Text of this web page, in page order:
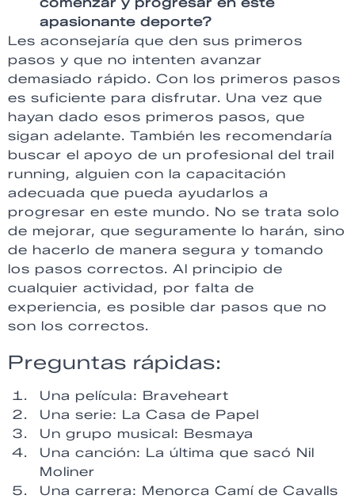
apasionante deporte?
Les aconsejaría que den sus primeros
pasos y que no intenten avanzar
demasiado rápido. Con los primeros pasos
es suficiente para disfrutar. Una vez que
hayan dado esos primeros pasos, que
sigan adelante. También les recomendaría
buscar el apoyo de un profesional del trail
running, alguien con la capacitación
adecuada que pueda ayudarlos a
progresar en este mundo. No se trata solo
de mejorar, que seguramente lo harán, sino
de hacerlo de manera segura y tomando
los pasos correctos. Al principio de
cualquier actividad, por falta de
experiencia, es posible dar pasos que no
son los correctos.
Preguntas rápidas:
Una película: Braveheart
Una serie: La Casa de Papel
Un grupo musical: Besmaya
Una canción: La última que sacó Nil
Moliner
Una carrera: Menorca Camí de Cavalls